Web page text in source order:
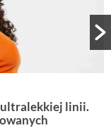
ultralekkiej linii.